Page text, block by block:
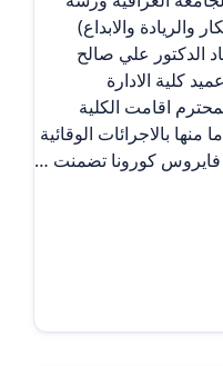
والريادة والابداع)
الدكتور علي صالح
كلية الادارة
اقامت الكلية
بالاجرائات الوقائية
فايروس كورونا تضمنت …